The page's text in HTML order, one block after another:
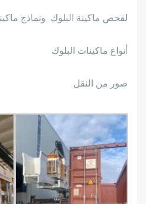
لفحص ماكينة البلوك ونماذج
أنواع ماكينات البلوك
صور من النقل